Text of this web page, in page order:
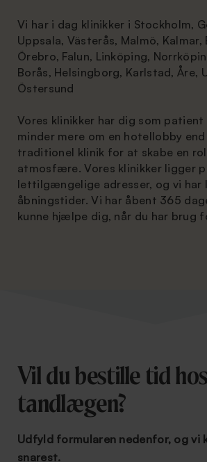
Vi har i dag klinikker i Stockholm,
Uppsala, Västerås, Malmö, Kalmar,
Örebro, Falun, Linköping,
Borås, Helsingborg, Karlstad, Åre,
Östersund
Vores klinikker har dig som
minder mere om en hotellobby end
traditionel klinik for at skabe en
atmosfære. Vores klinikker ligger
lettilgængelige adresser, og vi har
åbningstider. Vi har åbent 365
kunne hjælpe dig, når du har brug
Vil du bestille tid hos
tandlægen?
Udfyld formularen nedenfor, og vi
snarest.